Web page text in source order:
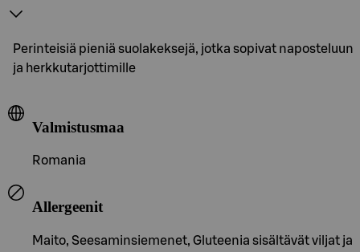
Perinteisiä pieniä suolakeksejä, jotka sopivat naposteluun
ja herkkutarjottimille
Valmistusmaa
Romania
Allergeenit
Maito, Seesaminsiemenet, Gluteenia sisältävät viljat ja